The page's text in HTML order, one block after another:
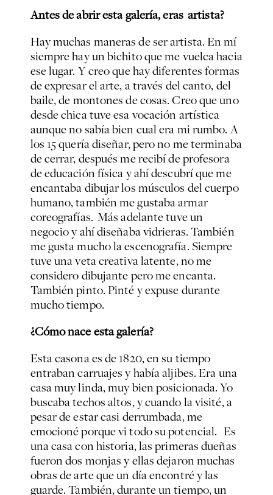
Antes de abrir esta galería, eras artista?
Hay muchas maneras de ser artista. En mí
siempre hay un bichito que me vuelca hacia
ese lugar. Y creo que hay diferentes formas
de expresar el arte, a través del canto, del
baile, de montones de cosas. Creo que uno
desde chica tuve esa vocación artística
aunque no sabía bien cual era mi rumbo. A
los 15 quería diseñar, pero no me terminaba
de cerrar, después me recibí de profesora
de educación física y ahí descubrí que me
encantaba dibujar los músculos del cuerpo
humano, también me gustaba armar
coreografías. Más adelante tuve un
negocio y ahí diseñaba vidrieras. También
me gusta mucho la escenografía. Siempre
tuve una veta creativa latente, no me
considero dibujante pero me encanta.
También pinto. Pinté y expuse durante
mucho tiempo.
¿Cómo nace esta galería?
Esta casona es de 1820, en su tiempo
entraban carruajes y había aljibes. Era una
casa muy linda, muy bien posicionada. Yo
buscaba techos altos, y cuando la visité, a
pesar de estar casi derrumbada, me
emocioné porque vi todo su potencial. Es
una casa con historia, las primeras dueñas
fueron dos monjas y ellas dejaron muchas
obras de arte que un día encontré y las
guarde. También, durante un tiempo, un